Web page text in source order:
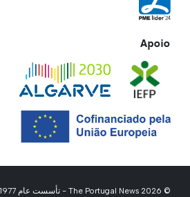
Apoio
© 2026 The Portugal News - تأسست عام 1977